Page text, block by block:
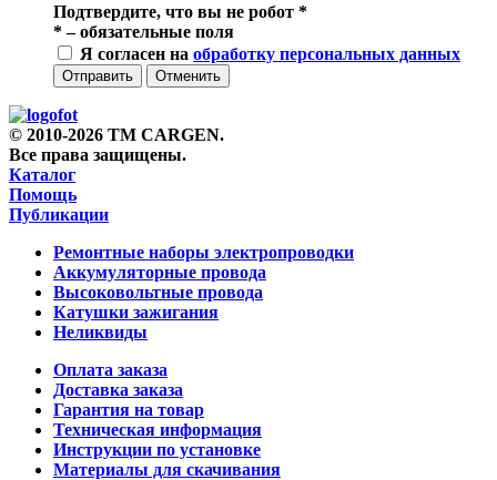
Подтвердите, что вы не робот *
*– обязательные поля
Я согласен на обработку персональных данных
Отправить Отменить
© 2010-2026 TM CARGEN.
Все права защищены.
Каталог
Помощь
Публикации
Ремонтные наборы электропроводки
Аккумуляторные провода
Высоковольтные провода
Катушки зажигания
Неликвиды
Оплата заказа
Доставка заказа
Гарантия на товар
Техническая информация
Инструкции по установке
Материалы для скачивания